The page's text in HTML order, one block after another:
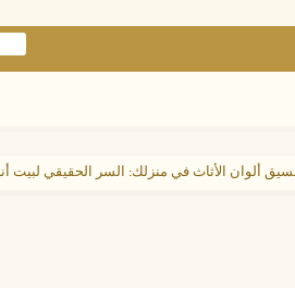
ألوان الأثاث في منزلك: السر الحقيقي لبيت